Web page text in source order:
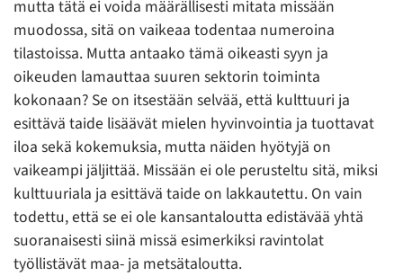
mutta tätä ei voida määrällisesti mitata missään
muodossa, sitä on vaikeaa todentaa numeroina
tilastoissa. Mutta antaako tämä oikeasti syyn ja
oikeuden lamauttaa suuren sektorin toiminta
kokonaan? Se on itsestään selvää, että kulttuuri ja
esittävä taide lisäävät mielen hyvinvointia ja tuottavat
iloa sekä kokemuksia, mutta näiden hyötyjä on
vaikeampi jäljittää. Missään ei ole perusteltu sitä, miksi
kulttuuriala ja esittävä taide on lakkautettu. On vain
todettu, että se ei ole kansantaloutta edistävää yhtä
suoranaisesti siinä missä esimerkiksi ravintolat
työllistävät maa- ja metsätaloutta.